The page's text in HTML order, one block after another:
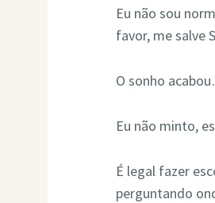
Eu não sou
favor, me salve
O sonho
Eu não minto,
É legal fazer
perguntando